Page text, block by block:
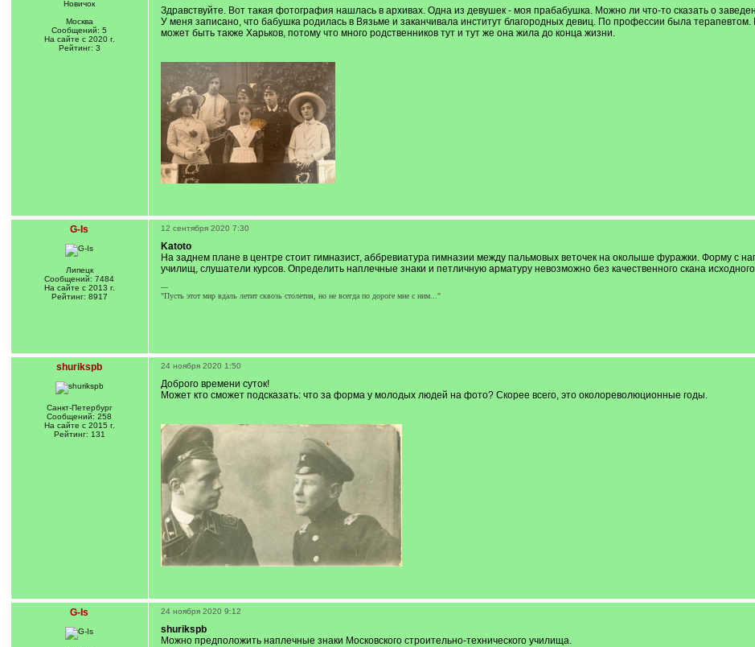
Новичок
Москва
Сообщений: 5
На сайте с 2020 г.
Рейтинг: 3
Здравствуйте. Вот такая фотография нашлась в архивах. Одна из девушек - моя прабабушка. Можно ли что-то сказать о
У меня записано, что бабушка родилась в Вязьме и заканчивала институт благородных девиц. По профессии была
может быть также Харьков, потому что много родственников тут и тут же она жила до конца жизни.
G-Is
Липецк
Сообщений: 7484
На сайте с 2013 г.
Рейтинг: 8917
12 сентября 2020 7:30
Katoto
На заднем плане в центре стоит гимназист, аббревиатура гимназии между пальмовых веточек на околыше фуражки. Форму с
училищ, слушатели курсов. Определить наплечные знаки и петличную арматуру невозможно без качественного скана
---
"Пусть этот мир вдаль летит сквозь столетия, но не всегда по дороге мне с ним..."
shurikspb
Санкт-Петербург
Сообщений: 258
На сайте с 2015 г.
Рейтинг: 131
24 ноября 2020 1:50
Доброго времени суток!
Может кто сможет подсказать: что за форма у молодых людей на фото? Скорее всего, это околореволюционные годы.
G-Is 24 ноября 2020 9:12
shurikspb
Можно предположить наплечные знаки Московского строительно-технического училища.